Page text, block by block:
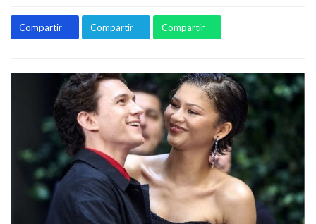
Compartir Compartir Compartir